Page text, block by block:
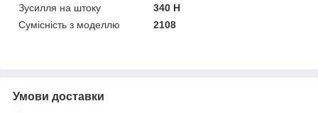
Зусилля на штоку
340 Н
Сумісність з моделлю
2108
Умови доставки